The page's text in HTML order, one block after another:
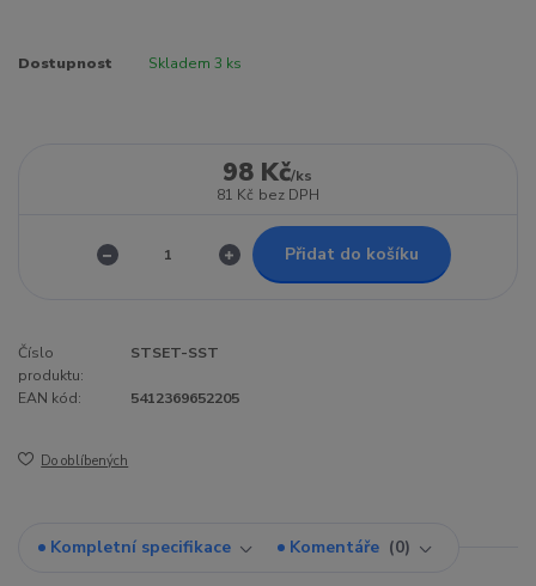
Dostupnost Skladem 3 ks
98 Kč/ks
81 Kč bez DPH
Přidat do košíku
Číslo
produktu:
STSET-SST
EAN kód: 5412369652205
Do oblíbených
Kompletní specifikace Komentáře 0